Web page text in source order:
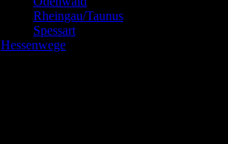
Rheingau/Taunus
Spessart
Hessenwege